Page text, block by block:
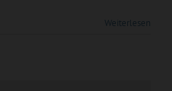
Weiterlesen